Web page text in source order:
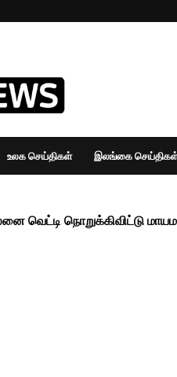
உலக செய்திகள் இலங்கை
நொறுக்கிவிட்டு